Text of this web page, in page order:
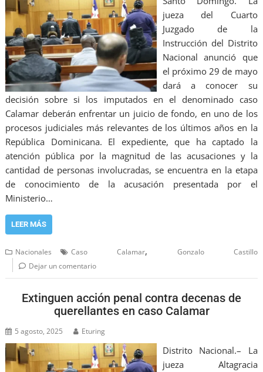
jueza del Cuarto
Juzgado de la
Instrucción del Distrito
Nacional anunció que
el próximo 29 de mayo
dará a conocer su
decisión sobre si los imputados en el denominado caso
Calamar deberán enfrentar un juicio de fondo, en uno de los
procesos judiciales más relevantes de los últimos años en la
República Dominicana. El expediente, que ha captado la
atención pública por la magnitud de las acusaciones y la
cantidad de personas involucradas, se encuentra en la etapa
de conocimiento de la acusación presentada por el
Ministerio…
LEER MÁS
Nacionales Caso Calamar, Gonzalo Castillo
Dejar un comentario
Extinguen acción penal contra decenas de
querellantes en caso Calamar
5 agosto, 2025 Eturing
Distrito Nacional.– La
jueza Altagracia